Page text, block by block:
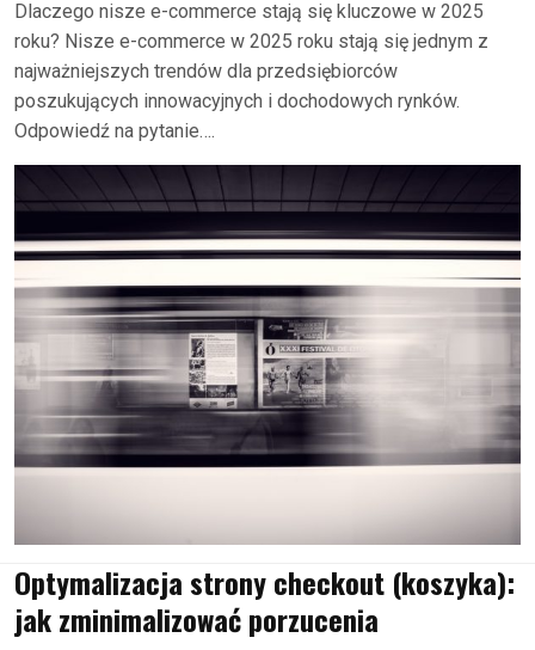
Dlaczego nisze e-commerce stają się kluczowe w 2025
roku? Nisze e-commerce w 2025 roku stają się jednym z
najważniejszych trendów dla przedsiębiorców
poszukujących innowacyjnych i dochodowych rynków.
Odpowiedź na pytanie….
Optymalizacja strony checkout (koszyka):
jak zminimalizować porzucenia